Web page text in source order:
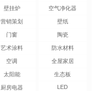
壁挂炉 空气净化器
营销策划 壁纸
门窗 陶瓷
艺术涂料 防水材料
空调 全屋家居
太阳能 生态板
厨房电器
LED